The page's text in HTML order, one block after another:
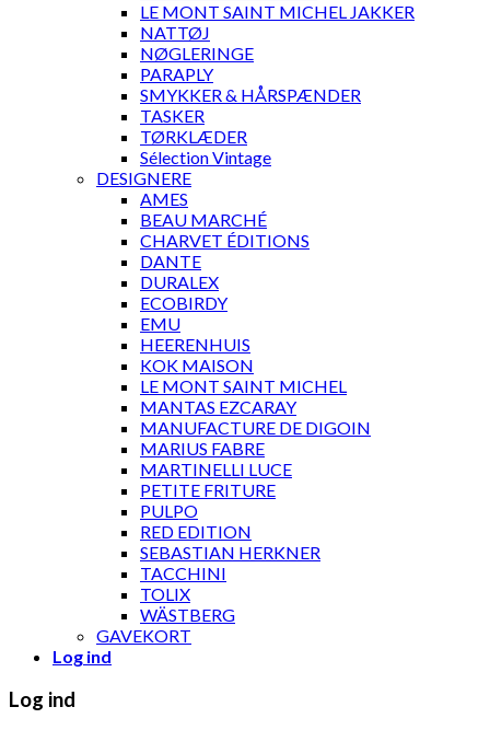
LE MONT SAINT MICHEL JAKKER
NATTØJ
NØGLERINGE
PARAPLY
SMYKKER & HÅRSPÆNDER
TASKER
TØRKLÆDER
Sélection Vintage
DESIGNERE
AMES
BEAU MARCHÉ
CHARVET ÉDITIONS
DANTE
DURALEX
ECOBIRDY
EMU
HEERENHUIS
KOK MAISON
LE MONT SAINT MICHEL
MANTAS EZCARAY
MANUFACTURE DE DIGOIN
MARIUS FABRE
MARTINELLI LUCE
PETITE FRITURE
PULPO
RED EDITION
SEBASTIAN HERKNER
TACCHINI
TOLIX
WÄSTBERG
GAVEKORT
Log ind
Log ind